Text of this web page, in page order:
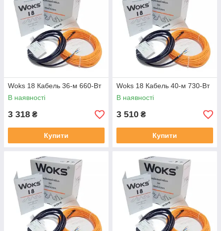
Woks 18 Кабель 36-м 660-Вт
В наявності
3 318 ₴
Купити
Woks 18 Кабель 40-м 730-Вт
В наявності
3 510 ₴
Купити